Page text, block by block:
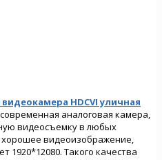
видеокамера HDCVI уличная
современная аналоговая камера,
видеосъемку в любых
хорошее видеоизображение,
1920*12080. Такого качества